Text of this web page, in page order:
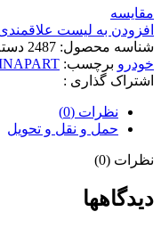
مقایسه
افزودن به لیست
شناسه محصول: 2487
خودرو برچسب:
اشتراک گذاری :
نظرات (0)
حمل و نقل و تحویل
نظرات (0)
دیدگاهها